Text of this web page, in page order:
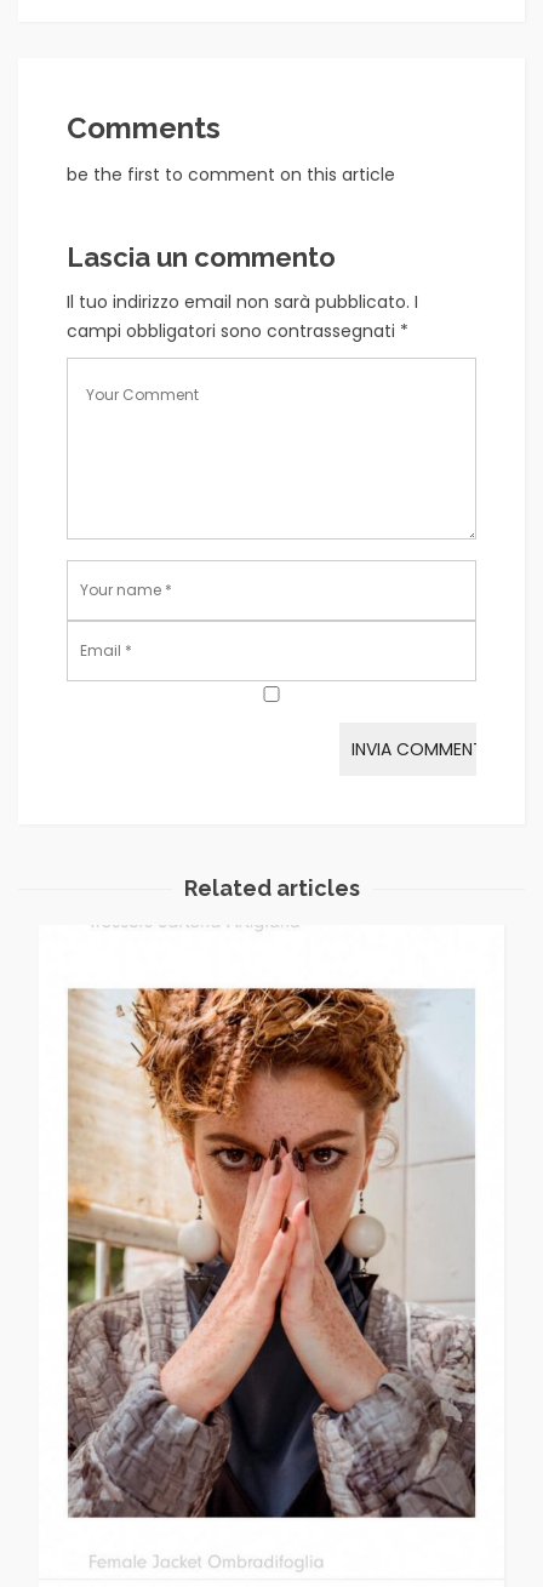
Comments
be the first to comment on this article
Lascia un commento
Il tuo indirizzo email non sarà pubblicato. I
campi obbligatori sono contrassegnati *
Related articles